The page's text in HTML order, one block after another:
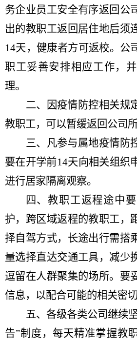
务企业员工安全有序返回公
出的教职工返回居住地后须
14天，健康者方可返校。公
职工妥善安排相应工作，
理。
二、因疫情防控相关规
教职工，可以暂缓返回公司所
三、凡参与属地疫情防
要在开学前14天向相关组织
进行居家隔离观察。
四、教职工返程途中
护，跨区域返程的教职工，
择自驾方式，长途出行需搭
量选择直达交通工具，减少
逗留在人群聚集的场所。要
信息，以配合可能的相关密
五、各级各类公司继续
告”制度，每天精准掌握教